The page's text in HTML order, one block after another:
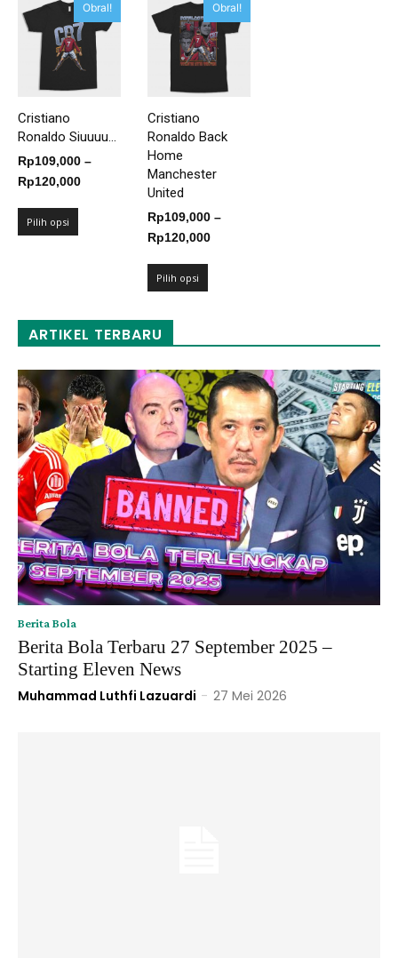
Obral!
Cristiano
Ronaldo Siuuuu...
Rp109,000 –
Rp120,000Rentang
Pilih opsi
Obral!
Cristiano
Ronaldo Back
Home
Manchester
United
Rp109,000 –
Rp120,000Rentang
Pilih opsi
ARTIKEL TERBARU
Berita Bola
Berita Bola Terbaru 27 September 2025 –
Starting Eleven News
Muhammad Luthfi Lazuardi - 27 Mei 2026